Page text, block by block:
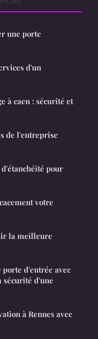
une porte
d'un
à caen : sécurité et
de l'entreprise
pour
votre
la meilleure
porte d'entrée avec
d'une
à Rennes avec